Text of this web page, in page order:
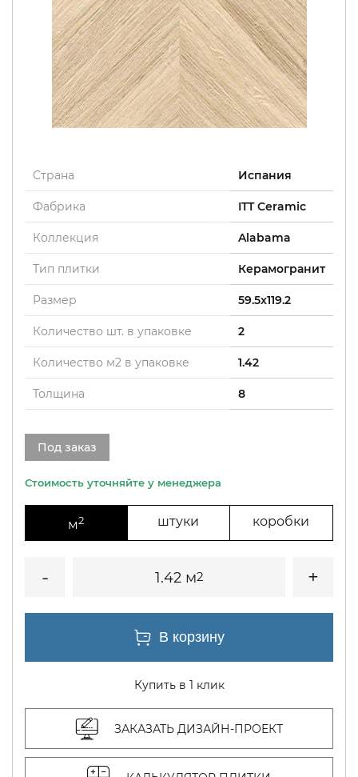
Страна Испания
Фабрика ITT Ceramic
Коллекция Alabama
Тип плитки Керамогранит
Размер 59.5x119.2
Количество шт. в упаковке 2
Количество м2 в упаковке 1.42
Толщина 8
Под заказ
м2 штуки коробки
1.42 м2
Купить в 1 клик
ЗАКАЗАТЬ ДИЗАЙН-ПРОЕКТ